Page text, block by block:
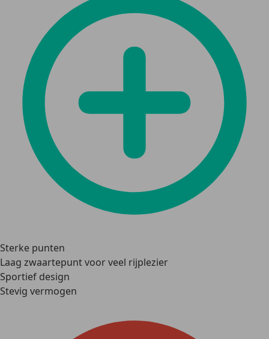
Sterke punten
Laag zwaartepunt voor veel rijplezier
Sportief design
Stevig vermogen